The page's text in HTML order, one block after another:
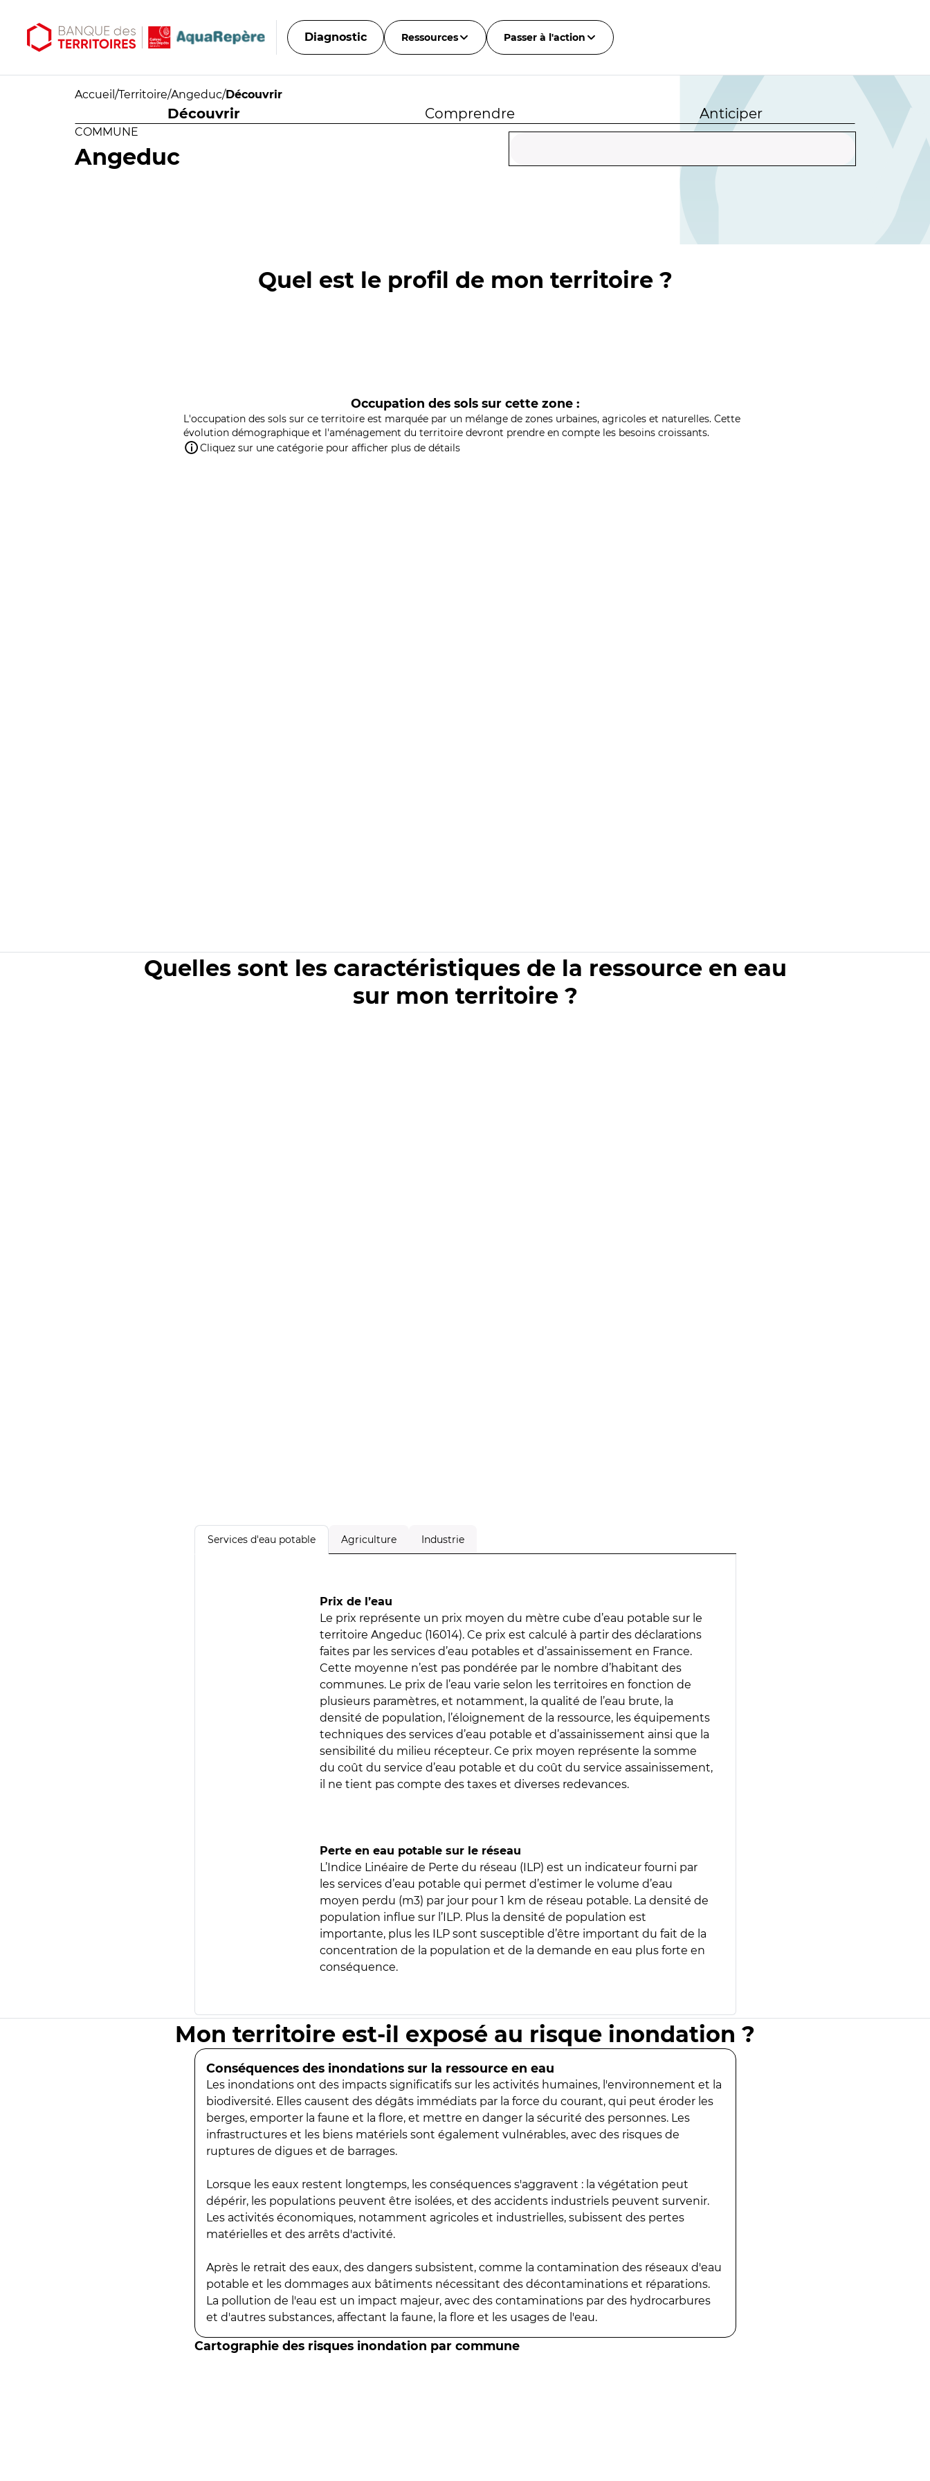
Diagnostic Ressources Passer à l'action
Accueil /Territoire/Angeduc/Découvrir
Découvrir Comprendre Anticiper
COMMUNE
Angeduc
Quel est le profil de mon territoire ?
Occupation des sols sur cette zone :
L'occupation des sols sur ce territoire est marquée par un mélange de zones urbaines, agricoles et naturelles. Cette
évolution démographique et l'aménagement du territoire devront prendre en compte les besoins croissants.
Cliquez sur une catégorie pour afficher plus de détails
Quelles sont les caractéristiques de la ressource en eau
sur mon territoire ?
Services d'eau potable Agriculture Industrie
Prix de l’eau
Le prix représente un prix moyen du mètre cube d’eau potable sur le
territoire Angeduc (16014). Ce prix est calculé à partir des déclarations
faites par les services d’eau potables et d’assainissement en France.
Cette moyenne n’est pas pondérée par le nombre d’habitant des
communes. Le prix de l’eau varie selon les territoires en fonction de
plusieurs paramètres, et notamment, la qualité de l’eau brute, la
densité de population, l’éloignement de la ressource, les équipements
techniques des services d’eau potable et d’assainissement ainsi que la
sensibilité du milieu récepteur. Ce prix moyen représente la somme
du coût du service d’eau potable et du coût du service assainissement,
il ne tient pas compte des taxes et diverses redevances.
Perte en eau potable sur le réseau
L’Indice Linéaire de Perte du réseau (ILP) est un indicateur fourni par
les services d’eau potable qui permet d’estimer le volume d’eau
moyen perdu (m3) par jour pour 1 km de réseau potable. La densité de
population influe sur l’ILP. Plus la densité de population est
importante, plus les ILP sont susceptible d’être important du fait de la
concentration de la population et de la demande en eau plus forte en
conséquence.
Mon territoire est-il exposé au risque inondation ?
Conséquences des inondations sur la ressource en eau
Les inondations ont des impacts significatifs sur les activités humaines, l'environnement et la
biodiversité. Elles causent des dégâts immédiats par la force du courant, qui peut éroder les
berges, emporter la faune et la flore, et mettre en danger la sécurité des personnes. Les
infrastructures et les biens matériels sont également vulnérables, avec des risques de
ruptures de digues et de barrages.
Lorsque les eaux restent longtemps, les conséquences s'aggravent : la végétation peut
dépérir, les populations peuvent être isolées, et des accidents industriels peuvent survenir.
Les activités économiques, notamment agricoles et industrielles, subissent des pertes
matérielles et des arrêts d'activité.
Après le retrait des eaux, des dangers subsistent, comme la contamination des réseaux d'eau
potable et les dommages aux bâtiments nécessitant des décontaminations et réparations.
La pollution de l'eau est un impact majeur, avec des contaminations par des hydrocarbures
et d'autres substances, affectant la faune, la flore et les usages de l'eau.
Cartographie des risques inondation par commune